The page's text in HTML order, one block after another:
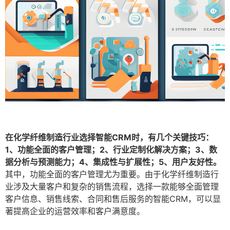
在化学纤维制造行业选择智能CRM时，有几个关键技巧：
1、功能全面的客户管理；2、行业定制化解决方案；3、数
据分析与预测能力；4、集成性与扩展性；5、用户友好性。
其中，功能全面的客户管理尤为重要。由于化学纤维制造行
业涉及大量客户和复杂的销售流程，选择一款能够全面管理
客户信息、销售线索、合同和售后服务的智能CRM，可以显
著提高企业的运营效率和客户满意度。